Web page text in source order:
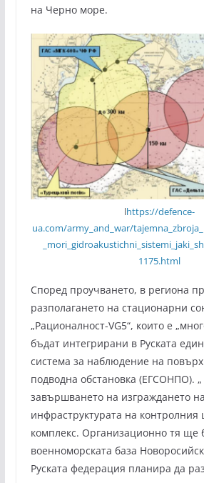
на Черно море.
lhttps://defence-
ua.com/army_and_war/
1175.html
Според проучването, в региона
разполагането на стационарни
„Рационалност-VG5“, които е
бъдат интегрирани в Руската
система за наблюдение на
подводна обстановка (ЕГСОНПО).
завършването на изграждането на
инфраструктурата на контролния
комплекс. Организационно тя ще
военноморската база
Руската федерация планира да